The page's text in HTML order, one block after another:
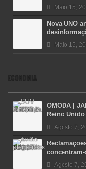
Maio 15,
Nova UNO
Maio 15,
ECONOMIA
OMODA |
Reino
Agosto 7,
Agosto 7,